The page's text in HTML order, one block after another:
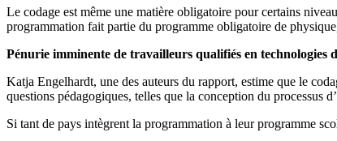
Le codage est même une matière obligatoire pour certains
programmation fait partie du programme obligatoire de
Pénurie imminente de travailleurs qualifiés en technologies
Katja Engelhardt, une des auteurs du rapport, estime que le
questions pédagogiques, telles que la conception du processus
Si tant de pays intègrent la programmation à leur programme